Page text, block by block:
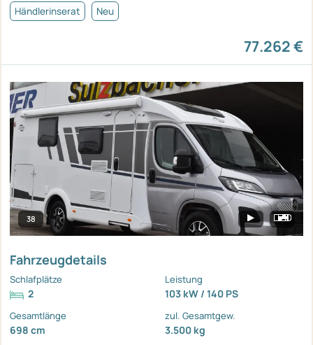
Händlerinserat Neu
77.262 €
38
Fahrzeugdetails
Schlafplätze
2
Leistung
103 kW / 140 PS
Gesamtlänge
698 cm
zul. Gesamtgew.
3.500 kg